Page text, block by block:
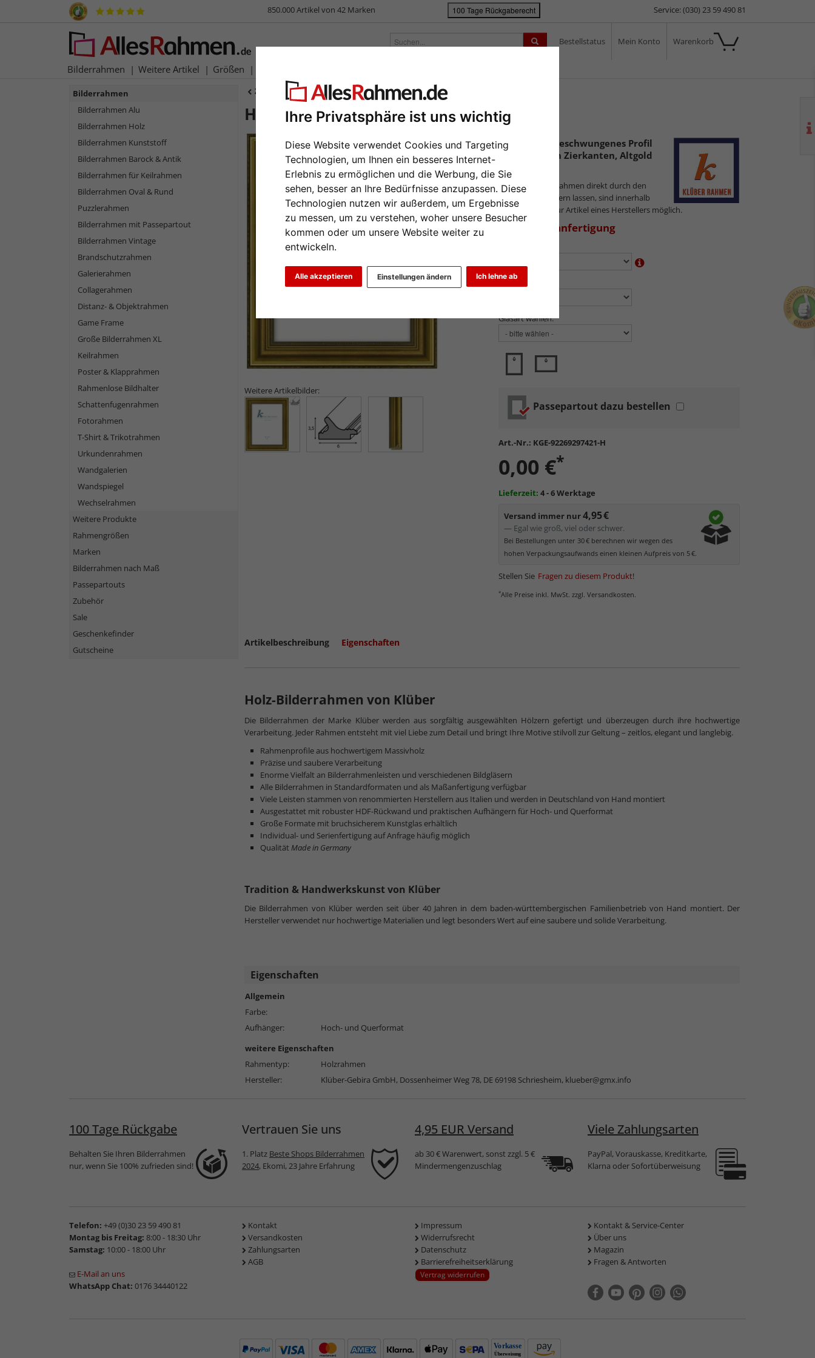
Ihre Privatsphäre ist uns wichtig
Diese Website verwendet Cookies und Targeting
Technologien, um Ihnen ein besseres Internet-
Erlebnis zu ermöglichen und die Werbung, die Sie
sehen, besser an Ihre Bedürfnisse anzupassen. Diese
Technologien nutzen wir außerdem, um Ergebnisse
zu messen, um zu verstehen, woher unsere Besucher
kommen oder um unsere Website weiter zu
entwickeln.
Alle akzeptieren Ich lehne ab
Einstellungen ändern
850.000 Artikel von 42 Marken 100 Tage Rückgaberecht Service: (030) 23 59 490 81
Bestellstatus Mein Konto Warenkorb
Bilderrahmen Weitere Artikel Größen
Zurück |Bilderrahmen-Shop Bilderrahmen Holzrahmen Barcelona
Holzrahmen Barcelona
Zurück
Weitere Artikelbilder:
Klassisches, geschwungenes Profil
mit filigranen Zierkanten, Altgold
patiniert.
Da wir die Bilderrahmen direkt durch den
Hersteller ausliefern lassen, sind innerhalb
eines Auftrags nur Artikel eines Herstellers möglich.
zur Maßanfertigung
Farbe wählen:
Glasart wählen:
Passepartout dazu bestellen
Art.-Nr.: KGE-92269297421-H
0,00 €*
Lieferzeit: 4 - 6 Werktage
Versand immer nur4,95 €
— Egal wie groß, viel oder schwer.
Bei Bestellungen unter 30 € berechnen wir wegen des
hohen Verpackungsaufwands einen kleinen Aufpreis von 5 €.
Stellen Sie Fragen zu diesem Produkt!
*Alle Preise inkl. MwSt. zzgl. Versandkosten.
Artikelbeschreibung Eigenschaften
Holz-Bilderrahmen von Klüber
Die Bilderrahmen der Marke Klüber werden aus sorgfältig ausgewählten Hölzern gefertigt und überzeugen durch ihre hochwertige
Verarbeitung. Jeder Rahmen entsteht mit viel Liebe zum Detail und bringt Ihre Motive stilvoll zur Geltung – zeitlos, elegant und langlebig.
Rahmenprofile aus hochwertigem Massivholz
Präzise und saubere Verarbeitung
Enorme Vielfalt an Bilderrahmenleisten und verschiedenen Bildgläsern
Alle Bilderrahmen in Standardformaten und als Maßanfertigung verfügbar
Viele Leisten stammen von renommierten Herstellern aus Italien und werden in Deutschland von Hand montiert
Ausgestattet mit robuster HDF-Rückwand und praktischen Aufhängern für Hoch- und Querformat
Große Formate mit bruchsicherem Kunstglas erhältlich
Individual- und Serienfertigung auf Anfrage häufig möglich
Qualität Made in Germany
Tradition & Handwerkskunst von Klüber
Die Bilderrahmen von Klüber werden seit über 40 Jahren in dem baden-württembergischen Familienbetrieb von Hand montiert. Der
Hersteller verwendet nur hochwertige Materialien und legt besonders Wert auf eine saubere und solide Verarbeitung.
Eigenschaften
Allgemein
Farbe:
Aufhänger:
Hoch- und Querformat
weitere Eigenschaften
Rahmentyp:
Holzrahmen
Hersteller:
Klüber-Gebira GmbH, Dossenheimer Weg 78, DE 69198 Schriesheim, klueber@gmx.info
Bilderrahmen
Bilderrahmen Alu
Bilderrahmen Holz
Bilderrahmen Kunststoff
Bilderrahmen Barock & Antik
Bilderrahmen für Keilrahmen
Bilderrahmen Oval & Rund
Puzzlerahmen
Bilderrahmen mit Passepartout
Bilderrahmen Vintage
Brandschutzrahmen
Galerierahmen
Collagerahmen
Distanz- & Objektrahmen
Game Frame
Große Bilderrahmen XL
Keilrahmen
Poster & Klapprahmen
Rahmenlose Bildhalter
Schattenfugenrahmen
Fotorahmen
T-Shirt & Trikotrahmen
Urkundenrahmen
Wandgalerien
Wandspiegel
Wechselrahmen
Weitere Produkte
Rahmengrößen
Marken
Bilderrahmen nach Maß
Passepartouts
Zubehör
Sale
Geschenkefinder
Gutscheine
100 Tage Rückgabe
Behalten Sie Ihren Bilderrahmen
nur, wenn Sie 100% zufrieden sind!
Vertrauen Sie uns
1. Platz Beste Shops Bilderrahmen
2024, Ekomi, 23 Jahre Erfahrung
4,95 EUR Versand
ab 30 € Warenwert, sonst zzgl. 5 €
Mindermengenzuschlag
Viele Zahlungsarten
PayPal, Vorauskasse, Kreditkarte,
Klarna oder Sofortüberweisung
Telefon: +49 (0)30 23 59 490 81
Montag bis Freitag: 8:00 - 18:30 Uhr
Samstag: 10:00 - 18:00 Uhr
E-Mail an uns
WhatsApp Chat: 0176 34440122
Kontakt
Versandkosten
Zahlungsarten
AGB
Impressum
Widerrufsrecht
Datenschutz
Barrierefreiheitserklärung
Vertrag widerrufen
Kontakt & Service-Center
Über uns
Magazin
Fragen & Antworten